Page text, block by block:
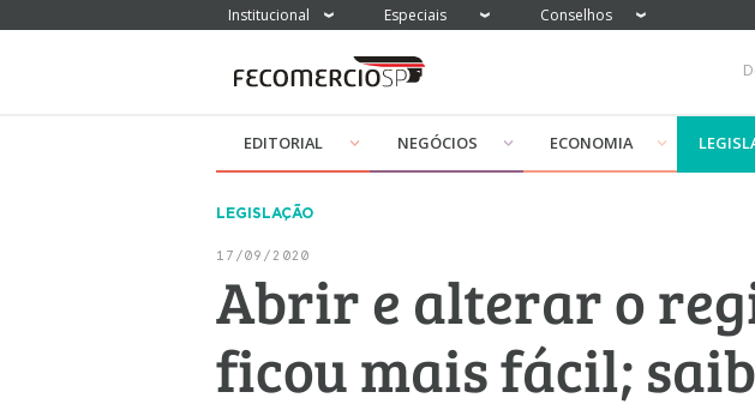
Institucional Especiais Conselhos
EDITORIAL NEGÓCIOS ECONOMIA
LEGISLAÇÃO
17/09/2020
Abrir e alterar o
ficou mais fácil;